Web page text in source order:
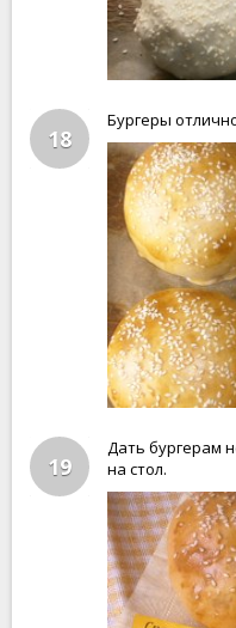
18
Бургеры
19
Дать бургерам
на стол.